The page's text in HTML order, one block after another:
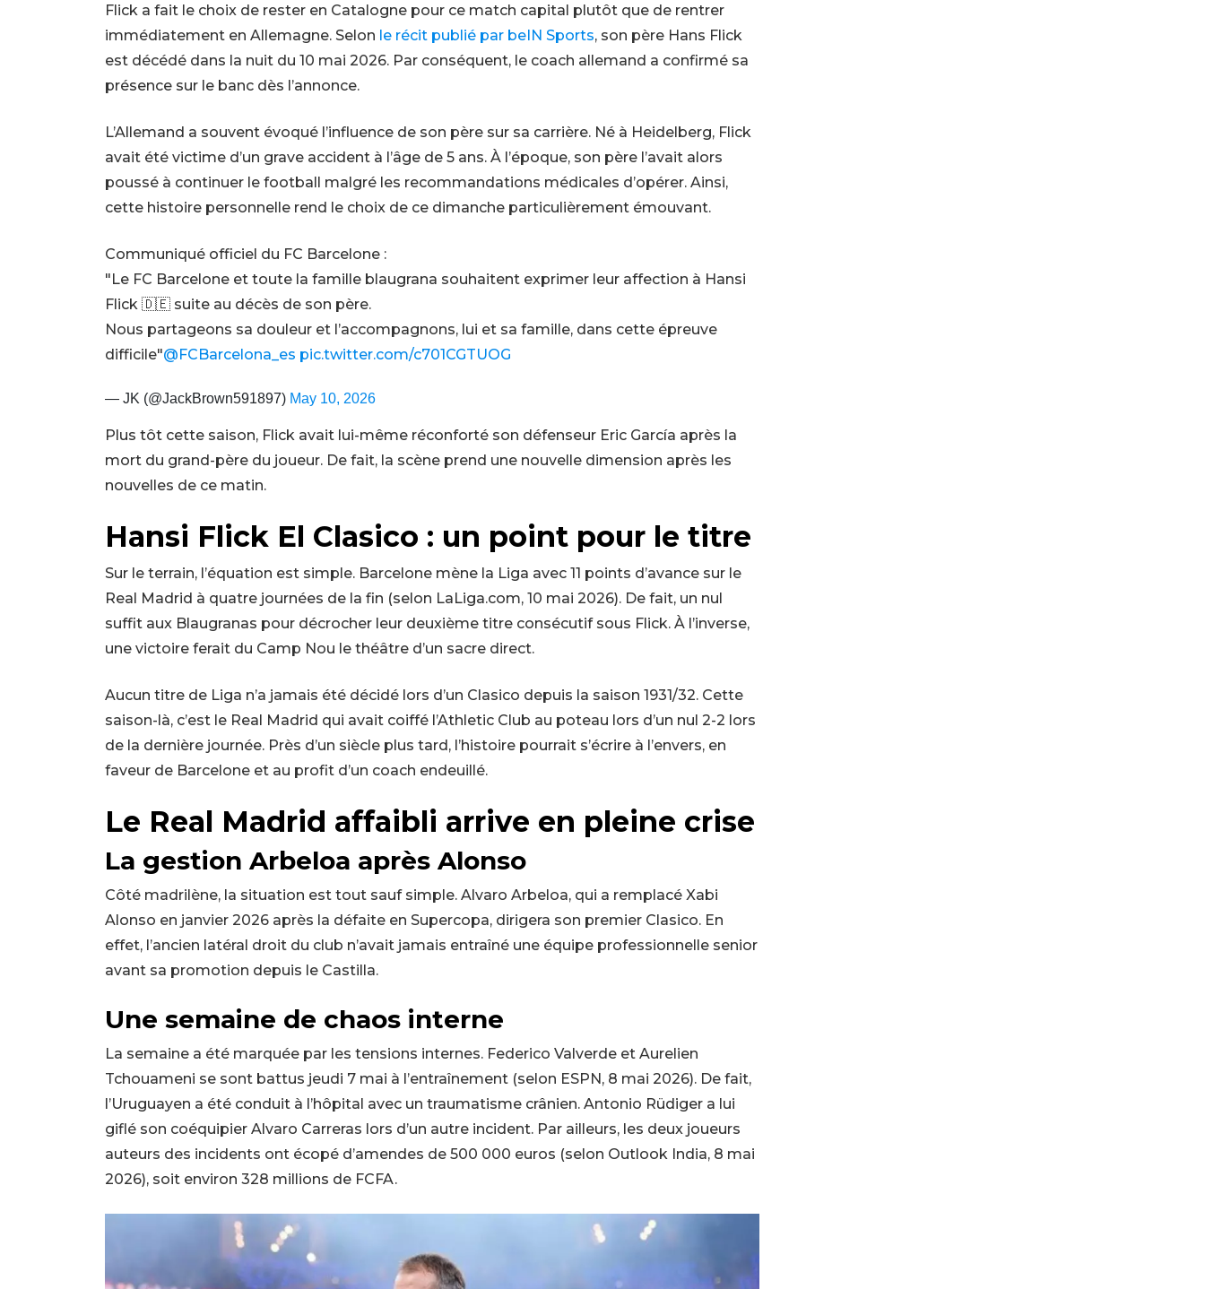
Flick a fait le choix de rester en Catalogne pour ce match capital plutôt que de rentrer
immédiatement en Allemagne. Selon le récit publié par beIN Sports, son père Hans Flick
est décédé dans la nuit du 10 mai 2026. Par conséquent, le coach allemand a confirmé sa
présence sur le banc dès l’annonce.
L’Allemand a souvent évoqué l’influence de son père sur sa carrière. Né à Heidelberg, Flick
avait été victime d’un grave accident à l’âge de 5 ans. À l’époque, son père l’avait alors
poussé à continuer le football malgré les recommandations médicales d’opérer. Ainsi,
cette histoire personnelle rend le choix de ce dimanche particulièrement émouvant.
Communiqué officiel du FC Barcelone :
"Le FC Barcelone et toute la famille blaugrana souhaitent exprimer leur affection à Hansi
Flick 🇩🇪 suite au décès de son père.
Nous partageons sa douleur et l’accompagnons, lui et sa famille, dans cette épreuve
difficile"@FCBarcelona_es pic.twitter.com/c701CGTUOG
— JK (@JackBrown591897) May 10, 2026
Plus tôt cette saison, Flick avait lui-même réconforté son défenseur Eric García après la
mort du grand-père du joueur. De fait, la scène prend une nouvelle dimension après les
nouvelles de ce matin.
Hansi Flick El Clasico : un point pour le titre
Sur le terrain, l’équation est simple. Barcelone mène la Liga avec 11 points d’avance sur le
Real Madrid à quatre journées de la fin (selon LaLiga.com, 10 mai 2026). De fait, un nul
suffit aux Blaugranas pour décrocher leur deuxième titre consécutif sous Flick. À l’inverse,
une victoire ferait du Camp Nou le théâtre d’un sacre direct.
Aucun titre de Liga n’a jamais été décidé lors d’un Clasico depuis la saison 1931/32. Cette
saison-là, c’est le Real Madrid qui avait coiffé l’Athletic Club au poteau lors d’un nul 2-2 lors
de la dernière journée. Près d’un siècle plus tard, l’histoire pourrait s’écrire à l’envers, en
faveur de Barcelone et au profit d’un coach endeuillé.
Le Real Madrid affaibli arrive en pleine crise
La gestion Arbeloa après Alonso
Côté madrilène, la situation est tout sauf simple. Alvaro Arbeloa, qui a remplacé Xabi
Alonso en janvier 2026 après la défaite en Supercopa, dirigera son premier Clasico. En
effet, l’ancien latéral droit du club n’avait jamais entraîné une équipe professionnelle senior
avant sa promotion depuis le Castilla.
Une semaine de chaos interne
La semaine a été marquée par les tensions internes. Federico Valverde et Aurelien
Tchouameni se sont battus jeudi 7 mai à l’entraînement (selon ESPN, 8 mai 2026). De fait,
l’Uruguayen a été conduit à l’hôpital avec un traumatisme crânien. Antonio Rüdiger a lui
giflé son coéquipier Alvaro Carreras lors d’un autre incident. Par ailleurs, les deux joueurs
auteurs des incidents ont écopé d’amendes de 500 000 euros (selon Outlook India, 8 mai
2026), soit environ 328 millions de FCFA.